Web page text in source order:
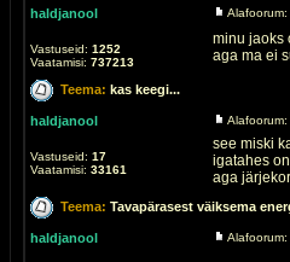
haldjanool
Vastuseid: 1252
Vaatamisi: 737213
Alafoorum:
minu jaoks
aga ma ei
Teema: kas keegi...
haldjanool
Vastuseid: 17
Vaatamisi: 33161
Alafoorum:
see miski
igatahes
aga
Teema: Tavapärasest väiksema
haldjanool Alafoorum: